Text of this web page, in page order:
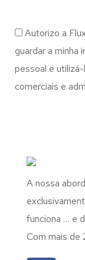
Autorizo a
guardar a minha
pessoal e
comerciais e
A nossa
funciona … e
Com mais